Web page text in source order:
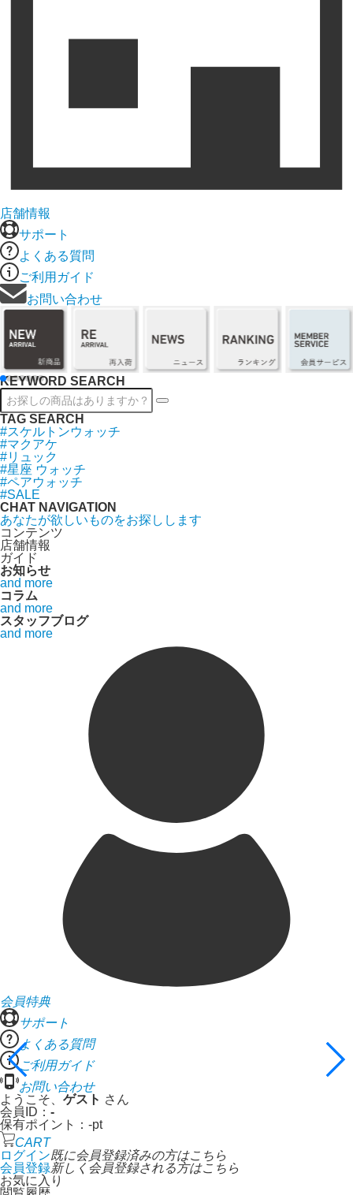
店舗情報
サポート
よくある質問
ご利用ガイド
お問い合わせ
KEYWORD SEARCH
TAG SEARCH
#スケルトンウォッチ
#マクアケ
#リュック
#星座 ウォッチ
#ペアウォッチ
#SALE
CHAT NAVIGATION
あなたが欲しいものをお探しします
コンテンツ
店舗情報
ガイド
お知らせ
and more
コラム
and more
スタッフブログ
and more
会員特典
サポート
よくある質問
ご利用ガイド
お問い合わせ
ようこそ、 ゲスト さん
会員ID： -
保有ポイント： -pt
CART
ログイン既に会員登録済みの方はこちら
会員登録新しく会員登録される方はこちら
お気に入り